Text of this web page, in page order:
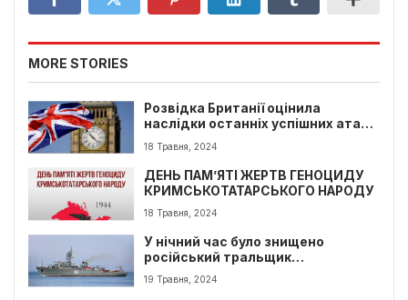
MORE STORIES
Розвідка Британії оцінила
наслідки останніх успішних атак
України в Криму.
18 Травня, 2024
ДЕНЬ ПАМ’ЯТІ ЖЕРТВ ГЕНОЦИДУ
КРИМСЬКОТАТАРСЬКОГО НАРОДУ
18 Травня, 2024
У нічний час було знищено
російський тральщик
“Ковровець”
19 Травня, 2024